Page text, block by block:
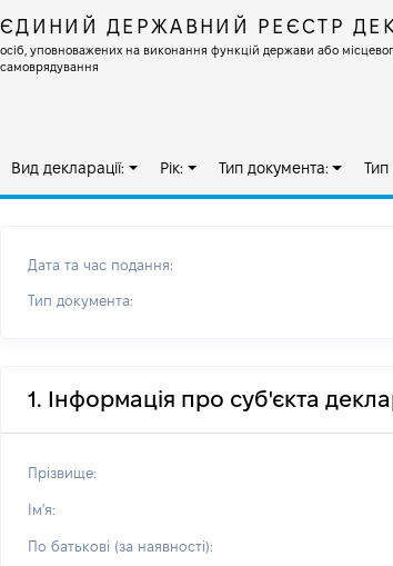
ЄДИНИЙ ДЕРЖАВНИЙ РЕЄСТР
осіб, уповноважених на виконання функцій держави або
самоврядування
Вид декларації: Рік: Тип документа: Тип
Дата та час подання:
Тип документа:
1. Інформація про суб'єкта
Прізвище:
Ім'я:
По батькові (за наявності):